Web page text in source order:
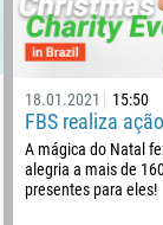
18.01.2021 15:50
FBS realiza
A mágica do Natal
alegria a mais de
presentes para eles!